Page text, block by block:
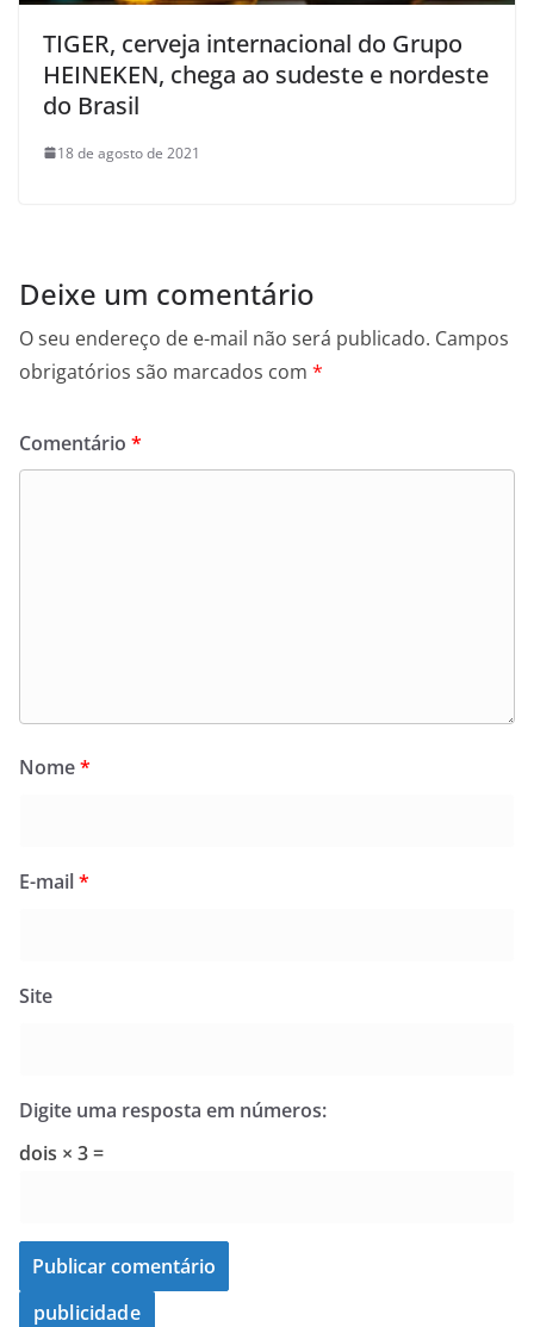
TIGER, cerveja internacional do Grupo
HEINEKEN, chega ao sudeste e nordeste
do Brasil
18 de agosto de 2021
Deixe um comentário
O seu endereço de e-mail não será publicado. Campos
obrigatórios são marcados com *
Comentário *
Nome*
E-mail*
Site
Digite uma resposta em números:
dois × 3 =
publicidade